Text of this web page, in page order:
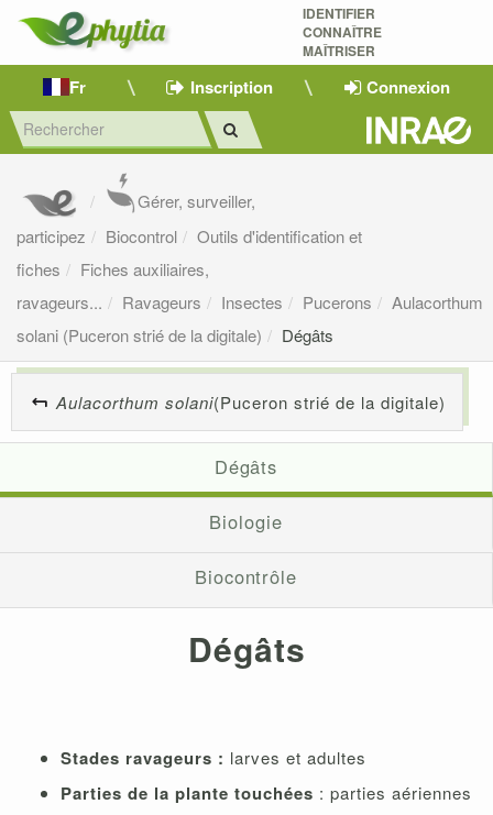
IDENTIFIER
CONNAÎTRE
MAÎTRISER
Fr Inscription Connexion
Gérer, surveiller,
participez
Biocontrol
Outils d'identification et
fiches
Fiches auxiliaires,
ravageurs...
Ravageurs Insectes Pucerons
Aulacorthum
solani (Puceron strié de la digitale)
Dégâts
Aulacorthum solani(Puceron strié de la digitale)
Dégâts
Biologie
Biocontrôle
Dégâts
Stades ravageurs : larves et adultes
Parties de la plante touchées : parties aériennes